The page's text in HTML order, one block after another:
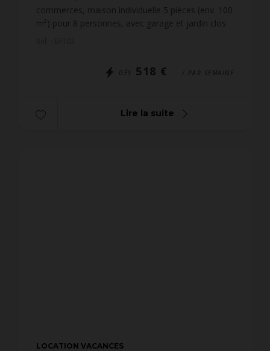
commerces, maison individuelle 5 pièces (env. 100
m²) pour 8 personnes, avec garage et jardin clos
DÈS 518 € / PAR SEMAINE
Lire la suite
LOCATION VACANCES